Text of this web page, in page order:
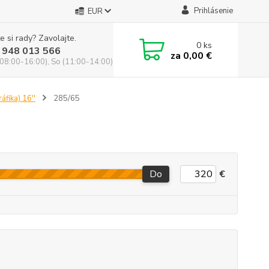
EUR Prihlásenie
si rady? Zavolajte.
013 566
16:00), So (11:00-14:00)
0ks
za 0,00 €
16'' 285/65
Do €